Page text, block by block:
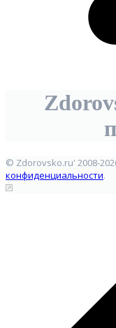
© Zdorovsko.ru' 2008-
конфиденциальности.